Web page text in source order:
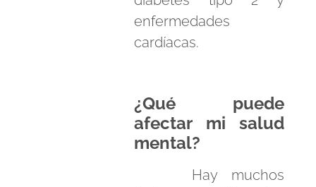
enfermedades
cardíacas.
¿Qué puede
afectar mi salud
mental?
Hay muchos